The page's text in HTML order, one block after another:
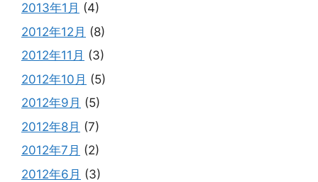
2013年1月 (4)
2012年12月 (8)
2012年11月 (3)
2012年10月 (5)
2012年9月 (5)
2012年8月 (7)
2012年7月 (2)
2012年6月 (3)